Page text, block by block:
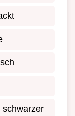
schwarzer